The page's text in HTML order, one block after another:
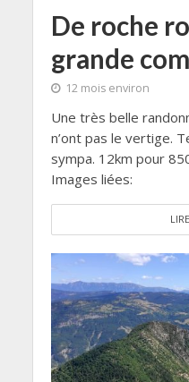
De roche
grande
12 mois environ
Une très belle
n’ont pas le vertige.
sympa. 12km pour
Images liées: